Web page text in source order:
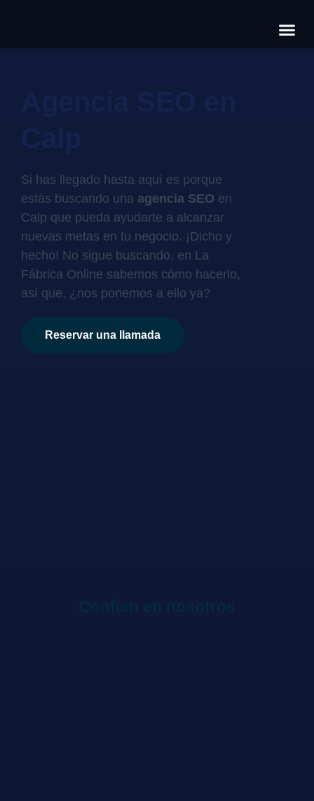
Si has llegado hasta aquí es porque
estás buscando una agencia SEO en
Calp que pueda ayudarte a alcanzar
nuevas metas en tu negocio. ¡Dicho y
hecho! No sigue buscando, en La
Fábrica Online sabemos cómo hacerlo,
así que, ¿nos ponemos a ello ya?
Reservar una llamada